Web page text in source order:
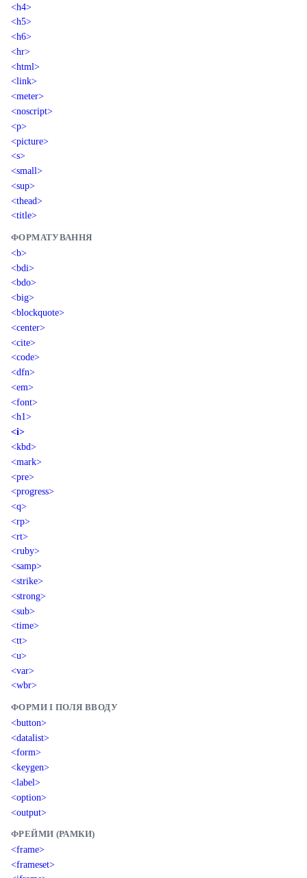
<h4>
<h5>
<h6>
<hr>
<html>
<link>
<meter>
<noscript>
<p>
<picture>
<s>
<small>
<sup>
<thead>
<title>
ФОРМАТУВАННЯ
<b>
<bdi>
<bdo>
<big>
<blockquote>
<center>
<cite>
<code>
<dfn>
<em>
<font>
<h1>
<i>
<kbd>
<mark>
<pre>
<progress>
<q>
<rp>
<rt>
<ruby>
<samp>
<strike>
<strong>
<sub>
<time>
<tt>
<u>
<var>
<wbr>
ФОРМИ І ПОЛЯ ВВОДУ
<button>
<datalist>
<form>
<keygen>
<label>
<option>
<output>
ФРЕЙМИ (РАМКИ)
<frame>
<frameset>